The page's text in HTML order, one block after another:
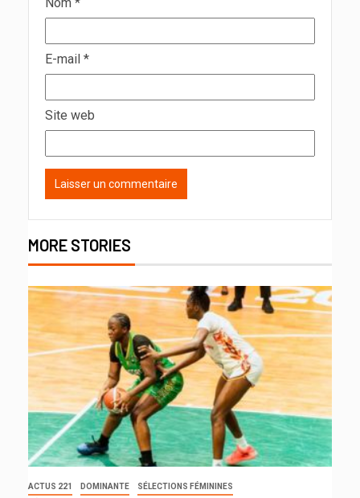
E-mail *
Site web
MORE STORIES
ACTUS 221 DOMINANTE
SÉLECTIONS FÉMININES